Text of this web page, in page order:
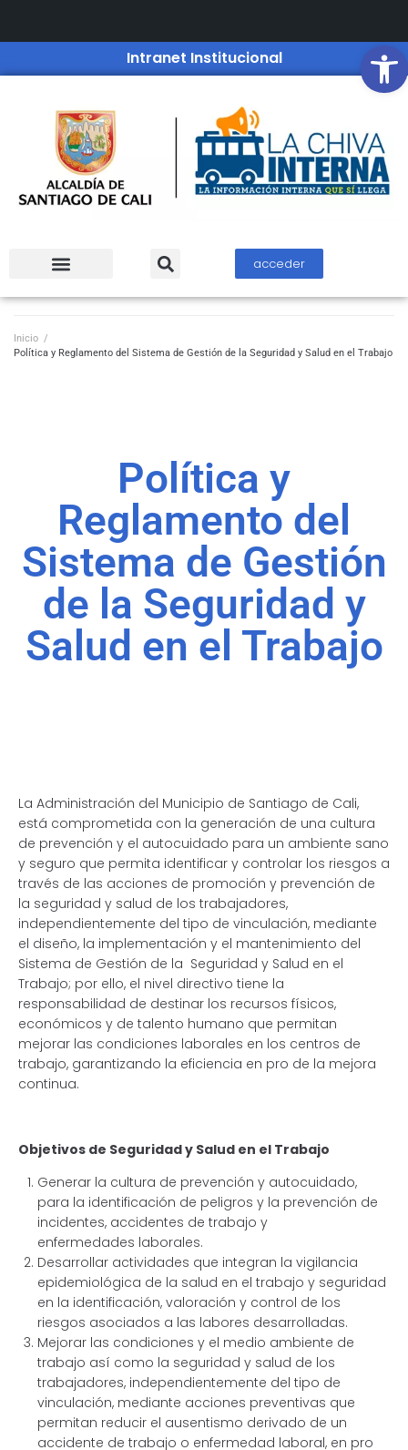
Intranet Institucional
acceder
Inicio /
Política y Reglamento del Sistema de Gestión de la Seguridad y Salud en el Trabajo
Política y
Reglamento del
Sistema de Gestión
de la Seguridad y
Salud en el Trabajo
La Administración del Municipio de Santiago de Cali,
está comprometida con la generación de una cultura
de prevención y el autocuidado para un ambiente sano
y seguro que permita identificar y controlar los riesgos a
través de las acciones de promoción y prevención de
la seguridad y salud de los trabajadores,
independientemente del tipo de vinculación, mediante
el diseño, la implementación y el mantenimiento del
Sistema de Gestión de la Seguridad y Salud en el
Trabajo; por ello, el nivel directivo tiene la
responsabilidad de destinar los recursos físicos,
económicos y de talento humano que permitan
mejorar las condiciones laborales en los centros de
trabajo, garantizando la eficiencia en pro de la mejora
continua.
Objetivos de Seguridad y Salud en el Trabajo
Generar la cultura de prevención y autocuidado,
para la identificación de peligros y la prevención de
incidentes, accidentes de trabajo y
enfermedades laborales.
Desarrollar actividades que integran la vigilancia
epidemiológica de la salud en el trabajo y seguridad
en la identificación, valoración y control de los
riesgos asociados a las labores desarrolladas.
Mejorar las condiciones y el medio ambiente de
trabajo así como la seguridad y salud de los
trabajadores, independientemente del tipo de
vinculación, mediante acciones preventivas que
permitan reducir el ausentismo derivado de un
accidente de trabajo o enfermedad laboral, en pro